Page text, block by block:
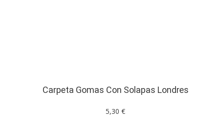
Carpeta Gomas Con Solapas Londres
5,30 €